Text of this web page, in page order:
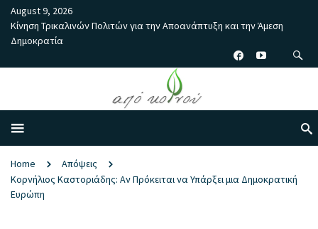
August 9, 2026
Κίνηση Τρικαλινών Πολιτών για την Αποανάπτυξη και την Άμεση
Δημοκρατία
Home
Απόψεις
Κορνήλιος Καστοριάδης: Αν Πρόκειται να Υπάρξει μια Δημοκρατική
Ευρώπη